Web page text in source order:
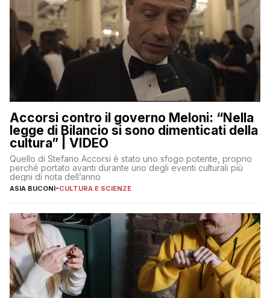
Accorsi contro il governo Meloni: “Nella
legge di Bilancio si sono dimenticati della
cultura” | VIDEO
Quello di Stefano Accorsi è stato uno sfogo potente, proprio
perché portato avanti durante uno degli eventi culturali più
degni di nota dell’anno
ASIA BUCONI-CULTURA E SCIENZE